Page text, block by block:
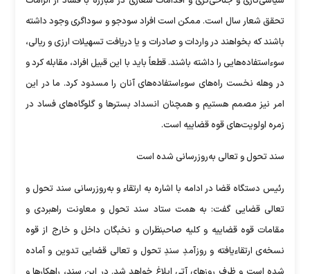
تحقق شعار سال است. ممکن است افراد سودجو و سوداگری وجود داشته
باشند که بخواهند در واردات و صادرات و یا دریافت تسهیلات ارزی و ریالی،
سوء‌استفاده‌هایی را داشته باشند. قطعاً باید با این قبیل افراد، مقابله کرد و
در وهله نخست راه‌های سوء‌استفاده‌های آنان را مسدود کرد. ما در این
امر نیز مصمم هستیم و همچنان انسداد بسترها و گلوگاه‌های فساد در
زمره اولویت‌های قوه قضاییه است.
سند تحول و تعالی به‌روزرسانی شده است
رئیس دستگاه قضا در ادامه با اشاره به ارتقاء و به‌روزرسانی سند تحول و
تعالی قضایی گفت: به همت ستاد سند تحول و معاونت راهبردی و
مقامات قوه قضاییه و کلیه صاحبنظران و نخبگان داخل و خارج از قوه
نسخه‌ی ارتقاء‌یافته و روزآمدِ سندِ تحول و تعالی قضایی تدوین و آماده